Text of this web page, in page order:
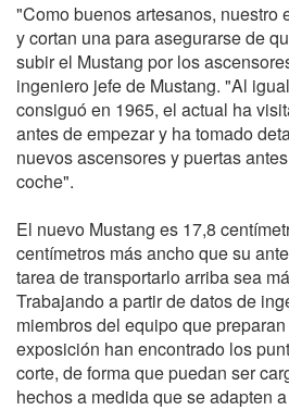
"Como buenos artesanos, nuestro
y cortan una para asegurarse de
subir el Mustang por los
ingeniero jefe de Mustang. "Al
consiguó en 1965, el actual ha
antes de empezar y ha tomado
nuevos ascensores y puertas
coche".
El nuevo Mustang es 17,8
centímetros más ancho que su
tarea de transportarlo arriba sea
Trabajando a partir de datos de
miembros del equipo que
exposición han encontrado los
corte, de forma que puedan ser
hechos a medida que se adapten